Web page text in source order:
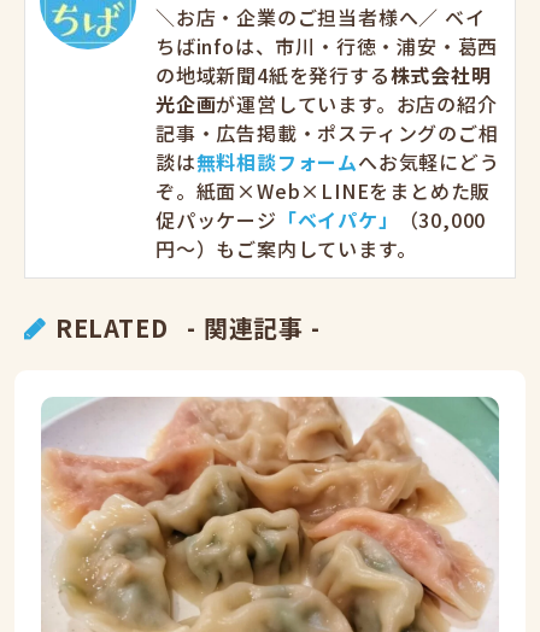
＼お店・企業のご担当者様へ／ ベイ
ちばinfoは、市川・行徳・浦安・葛西
の地域新聞4紙を発行する株式会社明
光企画が運営しています。お店の紹介
記事・広告掲載・ポスティングのご相
談は無料相談フォームへお気軽にどう
ぞ。紙面×Web×LINEをまとめた販
促パッケージ 「ベイパケ」
（30,000
円〜）もご案内しています。
RELATED - 関連記事 -